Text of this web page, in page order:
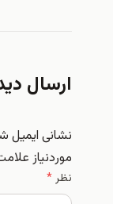
ارسال دیدگاه
نشانی ایمیل شما
موردنیاز